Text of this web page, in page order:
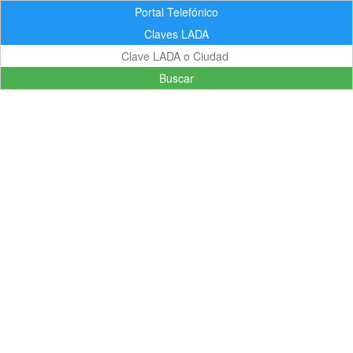
Portal Telefónico
Claves LADA
Buscar